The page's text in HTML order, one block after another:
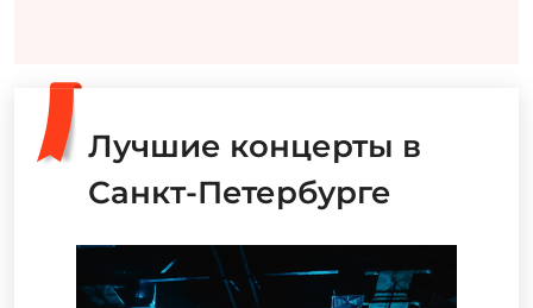
Лучшие концерты в
Санкт-Петербурге